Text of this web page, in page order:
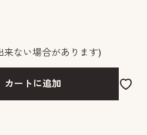
来ない場合があります)
カートに追加